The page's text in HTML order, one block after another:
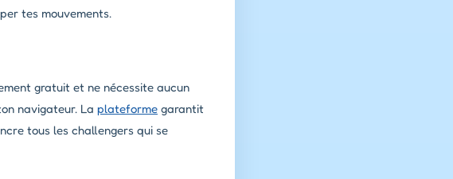
tes mouvements.
gratuit et ne nécessite aucun
navigateur. La plateforme garantit
tous les challengers qui se